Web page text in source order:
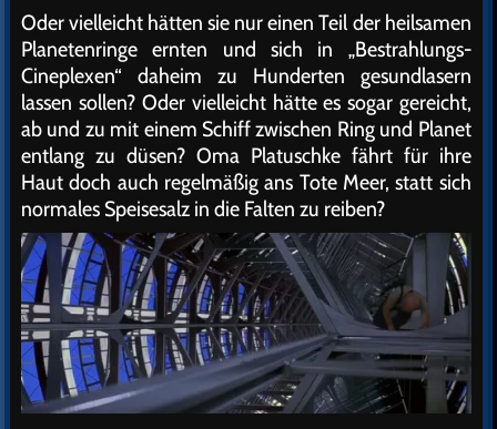
Oder vielleicht hätten sie nur einen Teil der heilsamen
Planetenringe ernten und sich in „Bestrahlungs-
Cineplexen“ daheim zu Hunderten gesundlasern
lassen sollen? Oder vielleicht hätte es sogar gereicht,
ab und zu mit einem Schiff zwischen Ring und Planet
entlang zu düsen? Oma Platuschke fährt für ihre
Haut doch auch regelmäßig ans Tote Meer, statt sich
normales Speisesalz in die Falten zu reiben?